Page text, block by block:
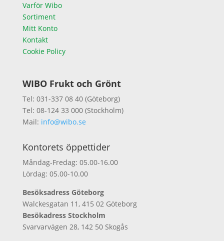
Varför Wibo
Sortiment
Mitt Konto
Kontakt
Cookie Policy
WIBO Frukt och Grönt
Tel: 031-337 08 40 (Göteborg)
Tel: 08-124 33 000 (Stockholm)
Mail: info@wibo.se
Kontorets öppettider
Måndag-Fredag: 05.00-16.00
Lördag: 05.00-10.00
Besöksadress Göteborg
Walckesgatan 11, 415 02 Göteborg
Besökadress Stockholm
Svarvarvägen 28, 142 50 Skogås